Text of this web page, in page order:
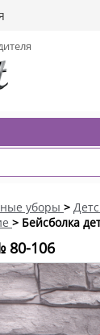
уборы >
> Бейсболка
80-106